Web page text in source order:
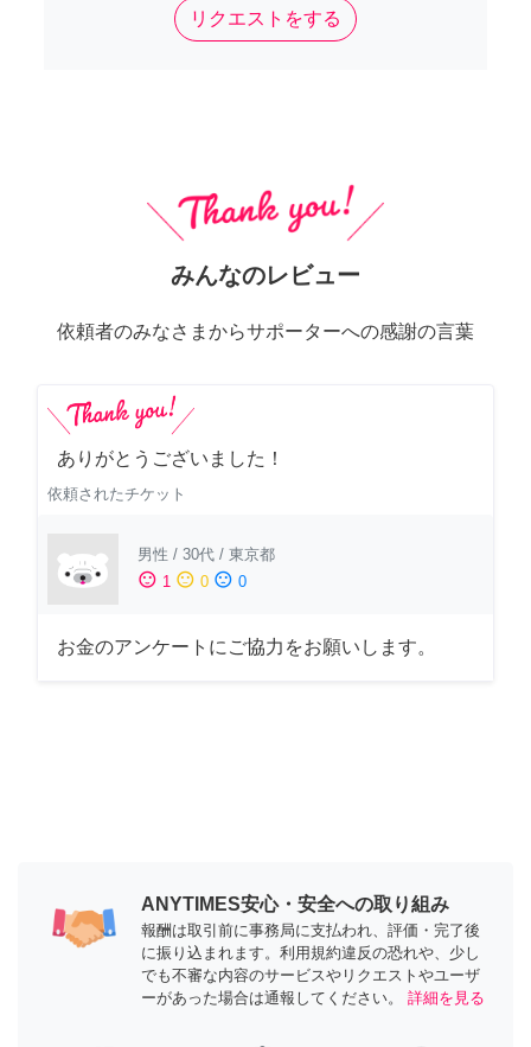
リクエストをする
みんなのレビュー
依頼者のみなさまからサポーターへの感謝の言葉
ありがとうございました！
依頼されたチケット
男性 / 30代 / 東京都
sentiment_satisfied 1 sentiment_neutral 0 sentiment_dissatisfied 0
お金のアンケートにご協力をお願いします。
ANYTIMES安心・安全への取り組み
報酬は取引前に事務局に支払われ、評価・完了後
に振り込まれます。利用規約違反の恐れや、少し
でも不審な内容のサービスやリクエストやユーザ
ーがあった場合は通報してください。
詳細を見る